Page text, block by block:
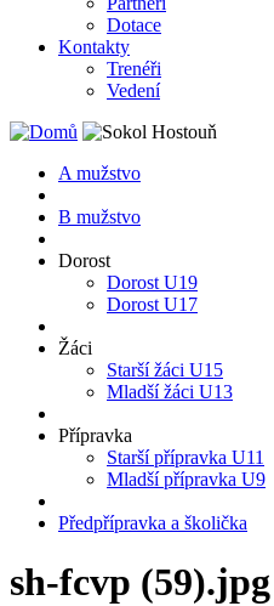
Dotace
Kontakty
Trenéři
Vedení
A mužstvo
B mužstvo
Dorost
Dorost U19
Dorost U17
Žáci
Starší žáci U15
Mladší žáci U13
Přípravka
Starší přípravka U11
Mladší přípravka U9
Předpřípravka a školička
sh-fcvp (59).jpg